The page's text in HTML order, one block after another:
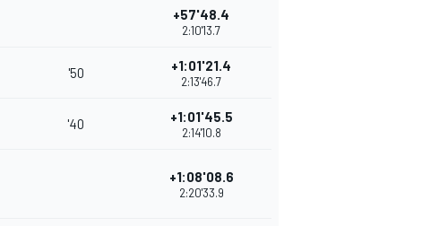
+57'48.4
2:10'13.7
'50 +1:01'21.4
2:13'46.7
'40 +1:01'45.5
2:14'10.8
+1:08'08.6
2:20'33.9